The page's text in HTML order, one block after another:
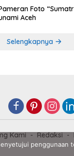
Foto
Aceh
Selengkapnya
Kami Redaksi
penggunaan